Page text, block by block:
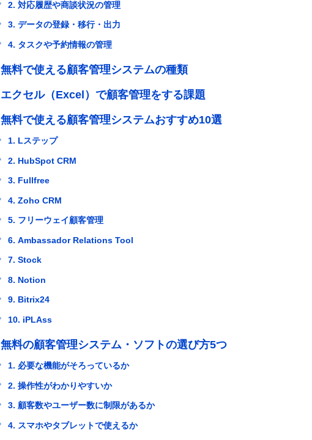
2. 対応履歴や商談状況の管理
3. データの登録・移行・出力
4. タスクや予約情報の管理
無料で使える顧客管理システムの種類
エクセル（Excel）で顧客管理をする課題
無料で使える顧客管理システムおすすめ10選
1. Lステップ
2. HubSpot CRM
3. Fullfree
4. Zoho CRM
5. フリーウェイ顧客管理
6. Ambassador Relations Tool
7. Stock
8. Notion
9. Bitrix24
10. iPLAss
無料の顧客管理システム・ソフトの選び方5つ
1. 必要な機能がそろっているか
2. 操作性がわかりやすいか
3. 顧客数やユーザー数に制限があるか
4. スマホやタブレットで使えるか